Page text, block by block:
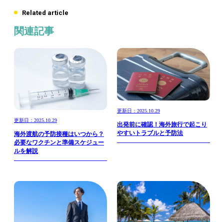
Related article
関連記事
更新日：2025.10.29
海外渡航の予防接種はいつから？
必要なワクチンと準備スケジュー
ルを解説
更新日：2025.10.29
出発前に確認！海外旅行で起こり
やすいトラブルと予防法